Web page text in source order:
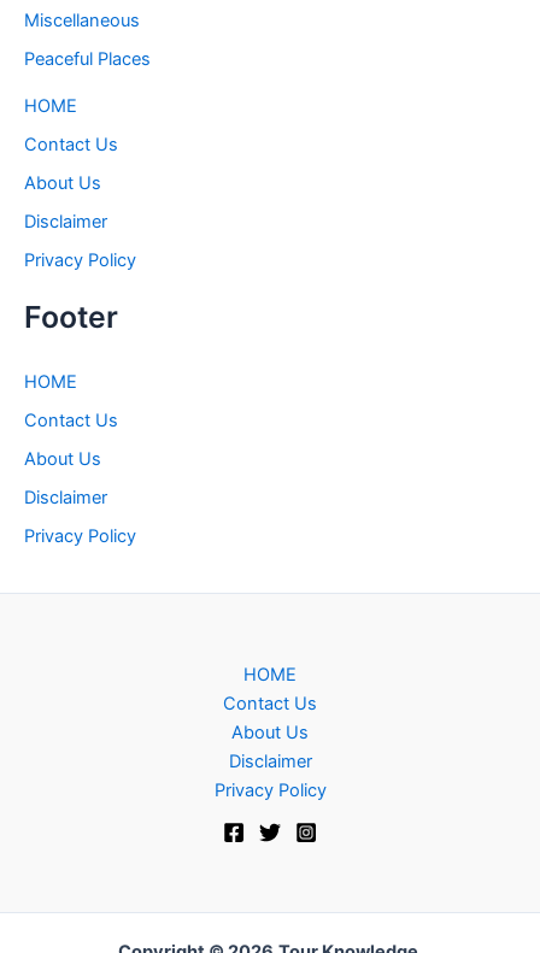
Miscellaneous
Peaceful Places
HOME
Contact Us
About Us
Disclaimer
Privacy Policy
Footer
HOME
Contact Us
About Us
Disclaimer
Privacy Policy
HOME
Contact Us
About Us
Disclaimer
Privacy Policy